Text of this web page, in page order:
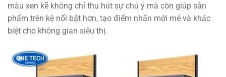
màu xen kẽ không chỉ thu hút sự chú ý mà còn giúp sản
phẩm trên kệ nổi bật hơn, tạo điểm nhấn mới mẻ và khác
biệt cho không gian siêu thị.